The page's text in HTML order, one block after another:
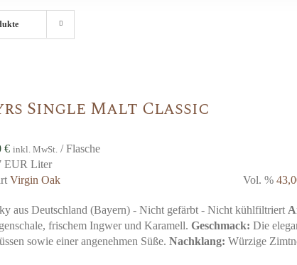
Single Malt Classic
€ inkl. MwSt. / Flasche
EUR Liter
Virgin Oak Vol. %
aus Deutschland (Bayern) - Nicht gefärbt - Nicht kühlfiltriert
frischem Ingwer und Karamell.Geschmack: Die
sowie einer angenehmen Süße.Nachklang: Würzige